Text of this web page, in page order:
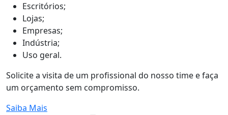
Escritórios;
Lojas;
Empresas;
Indústria;
Uso geral.
Solicite a visita de um profissional do nosso time e faça
um orçamento sem compromisso.
Saiba Mais